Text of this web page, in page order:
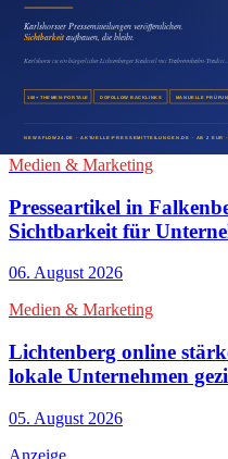
Medien & Marketing
Malchow digital
Pressemitteilungen
07. August 2026
Medien & Marketing
Presseartikel in
Sichtbarkeit für
06. August 2026
Medien & Marketing
Lichtenberg online
lokale Unternehmen
05. August 2026
Anzeige